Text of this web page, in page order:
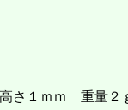
高さ１ｍｍ 重量２